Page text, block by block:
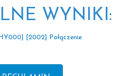
WYNIKI:
[2002] Połączenie